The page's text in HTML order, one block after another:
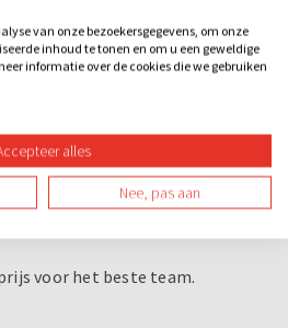
logo van jouw bedrijf te
deze zichtbaar is op het tablet.
The Great Company Battle
voor het beste team.
van onze bezoekersgegevens, om onze
inhoud te tonen en om u een geweldige
informatie over de cookies die we gebruiken
alles
Nee, pas aan